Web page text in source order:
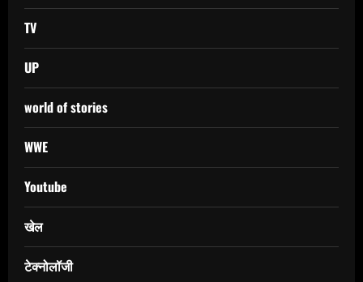
TV
UP
world of stories
WWE
Youtube
खेल
टेक्नोलॉजी